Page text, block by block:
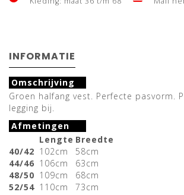
INFORMATIE
Omschrijving
Groen halfang vest. Perfecte pasvorm.
legging bij.
Afmetingen
Lengte Breedte
40/42 102cm
58cm
44/46 106cm
63cm
48/50 109cm
68cm
52/54 110cm
73cm